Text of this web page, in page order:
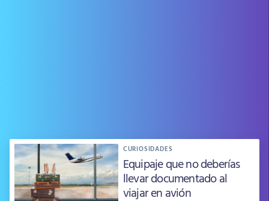
CURIOSIDADES
Equipaje que no deberías
llevar documentado al
viajar en avión